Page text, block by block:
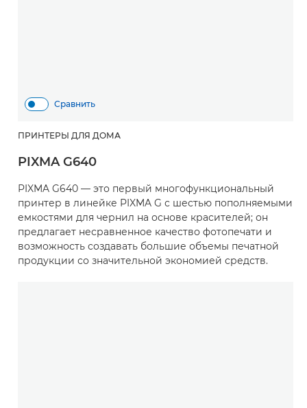
Сравнить
ПРИНТЕРЫ ДЛЯ ДОМА
PIXMA G640
PIXMA G640 — это первый многофункциональный
принтер в линейке PIXMA G с шестью пополняемыми
емкостями для чернил на основе красителей; он
предлагает несравненное качество фотопечати и
возможность создавать большие объемы печатной
продукции со значительной экономией средств.